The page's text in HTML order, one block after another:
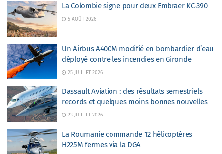
La Colombie signe pour deux Embraer KC-390
5 AOÛT 2026
Un Airbus A400M modifié en bombardier d’eau
déployé contre les incendies en Gironde
25 JUILLET 2026
Dassault Aviation : des résultats semestriels
records et quelques moins bonnes nouvelles
23 JUILLET 2026
La Roumanie commande 12 hélicoptères
H225M fermes via la DGA